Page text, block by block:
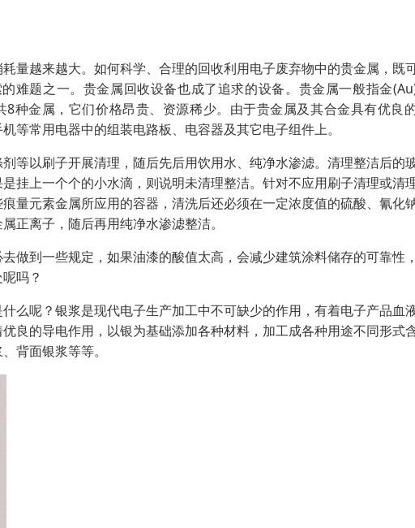
量越来越大。如何科学、合理的回收利用电子废弃物中的贵金属，既
难题之一。贵金属回收设备也成了追求的设备。贵金属一般指金
种金属，它们价格昂贵、资源稀少。由于贵金属及其合金具有优良
等常用电器中的组装电路板、电容器及其它电子组件上。
等以刷子开展清理，随后先后用饮用水、纯净水渗滤。清理整洁后的
挂上一个个的小水滴，则说明未清理整洁。针对不应用刷子清理或清
量元素金属所应用的容器，清洗后还必须在一定浓度值的硫酸、氰化
正离子，随后再用纯净水渗滤整洁。
做到一些规定，如果油漆的酸值太高，会减少建筑涂料储存的可靠性
吗？
么呢？银浆是现代电子生产加工中不可缺少的作用，有着电子产品血
良的导电作用，以银为基础添加各种材料，加工成各种用途不同形式
背面银浆等等。